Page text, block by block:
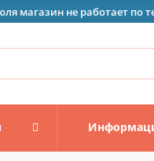
магазин не работает по